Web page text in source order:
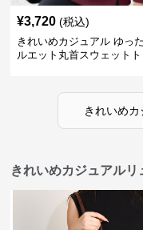
¥3,720 (税込)
きれいめカジュアル ゆっ
ルエット丸首スウェット
きれいめ
きれいめカジュアル